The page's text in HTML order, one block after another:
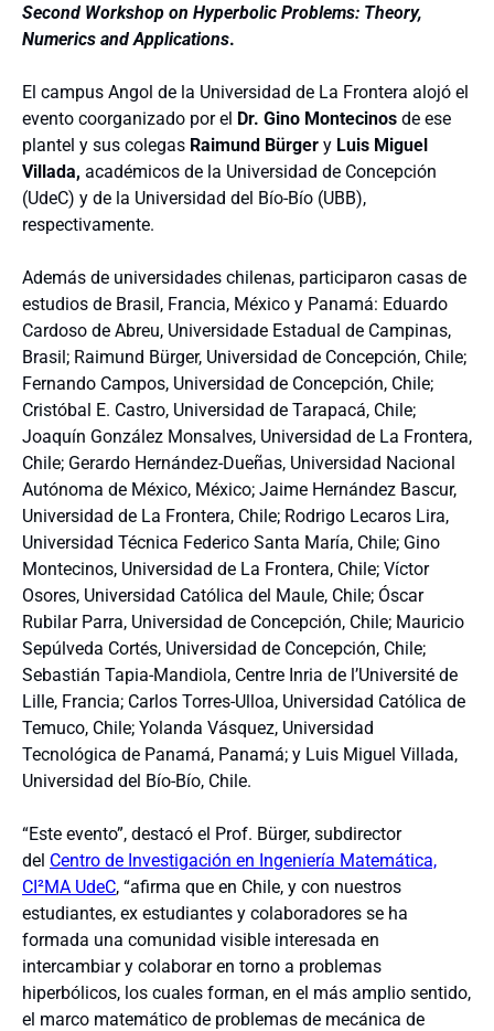
Second Workshop on Hyperbolic Problems: Theory,
Numerics and Applications.
El campus Angol de la Universidad de La Frontera alojó el
evento coorganizado por el Dr. Gino Montecinos de ese
plantel y sus colegas Raimund Bürger y Luis Miguel
Villada, académicos de la Universidad de Concepción
(UdeC) y de la Universidad del Bío-Bío (UBB),
respectivamente.
Además de universidades chilenas, participaron casas de
estudios de Brasil, Francia, México y Panamá: Eduardo
Cardoso de Abreu, Universidade Estadual de Campinas,
Brasil; Raimund Bürger, Universidad de Concepción, Chile;
Fernando Campos, Universidad de Concepción, Chile;
Cristóbal E. Castro, Universidad de Tarapacá, Chile;
Joaquín González Monsalves, Universidad de La Frontera,
Chile; Gerardo Hernández-Dueñas, Universidad Nacional
Autónoma de México, México; Jaime Hernández Bascur,
Universidad de La Frontera, Chile; Rodrigo Lecaros Lira,
Universidad Técnica Federico Santa María, Chile; Gino
Montecinos, Universidad de La Frontera, Chile; Víctor
Osores, Universidad Católica del Maule, Chile; Óscar
Rubilar Parra, Universidad de Concepción, Chile; Mauricio
Sepúlveda Cortés, Universidad de Concepción, Chile;
Sebastián Tapia-Mandiola, Centre Inria de l’Université de
Lille, Francia; Carlos Torres-Ulloa, Universidad Católica de
Temuco, Chile; Yolanda Vásquez, Universidad
Tecnológica de Panamá, Panamá; y Luis Miguel Villada,
Universidad del Bío-Bío, Chile.
“Este evento”, destacó el Prof. Bürger, subdirector
del Centro de Investigación en Ingeniería Matemática,
CI²MA UdeC, “afirma que en Chile, y con nuestros
estudiantes, ex estudiantes y colaboradores se ha
formada una comunidad visible interesada en
intercambiar y colaborar en torno a problemas
hiperbólicos, los cuales forman, en el más amplio sentido,
el marco matemático de problemas de mecánica de